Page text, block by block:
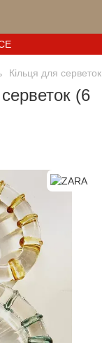
Кільця для серветок
(6